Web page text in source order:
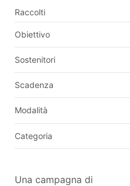
Raccolti
Obiettivo
Sostenitori
Scadenza
Modalità
Categoria
Una campagna di